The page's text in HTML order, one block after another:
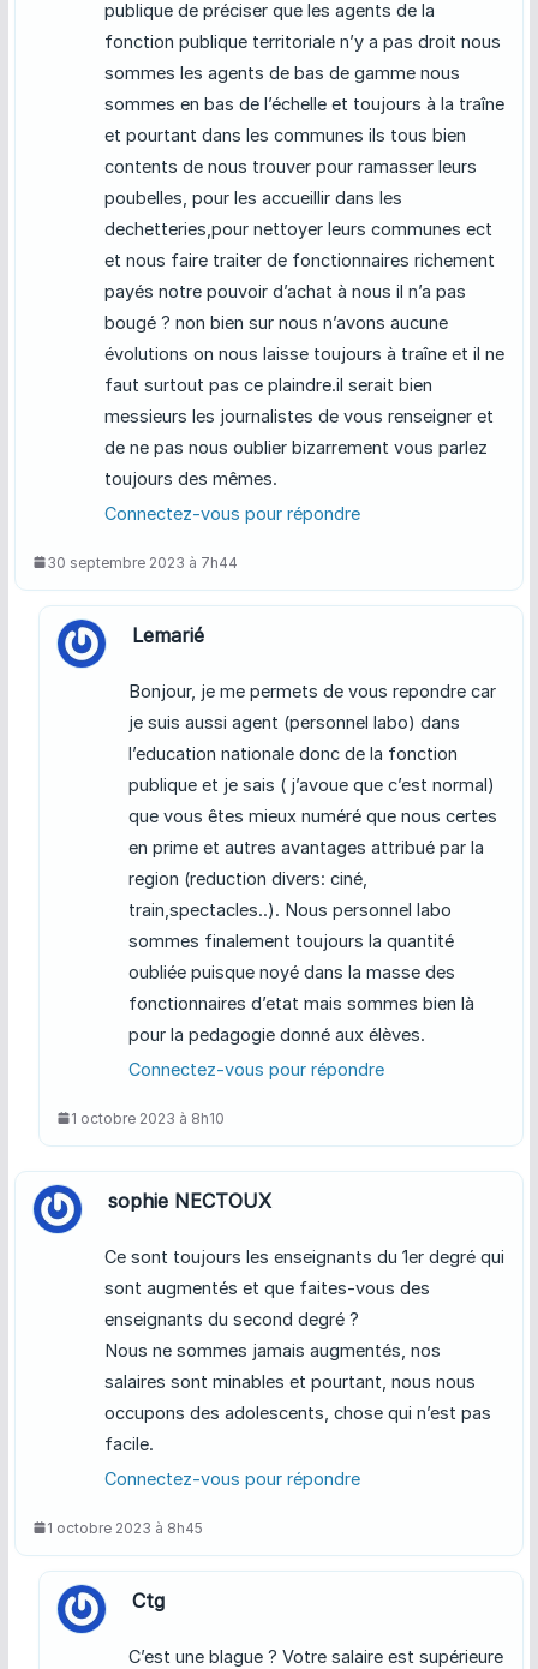
publique de préciser que les agents de la
fonction publique territoriale n’y a pas droit nous
sommes les agents de bas de gamme nous
sommes en bas de l’échelle et toujours à la traîne
et pourtant dans les communes ils tous bien
contents de nous trouver pour ramasser leurs
poubelles, pour les accueillir dans les
dechetteries,pour nettoyer leurs communes ect
et nous faire traiter de fonctionnaires richement
payés notre pouvoir d’achat à nous il n’a pas
bougé ? non bien sur nous n’avons aucune
évolutions on nous laisse toujours à traîne et il ne
faut surtout pas ce plaindre.il serait bien
messieurs les journalistes de vous renseigner et
de ne pas nous oublier bizarrement vous parlez
toujours des mêmes.
Connectez-vous pour répondre
30 septembre 2023 à 7h44
Lemarié
Bonjour, je me permets de vous repondre car
je suis aussi agent (personnel labo) dans
l’education nationale donc de la fonction
publique et je sais ( j’avoue que c’est normal)
que vous êtes mieux numéré que nous certes
en prime et autres avantages attribué par la
region (reduction divers: ciné,
train,spectacles..). Nous personnel labo
sommes finalement toujours la quantité
oubliée puisque noyé dans la masse des
fonctionnaires d’etat mais sommes bien là
pour la pedagogie donné aux élèves.
Connectez-vous pour répondre
1 octobre 2023 à 8h10
sophie NECTOUX
Ce sont toujours les enseignants du 1er degré qui
sont augmentés et que faites-vous des
enseignants du second degré ?
Nous ne sommes jamais augmentés, nos
salaires sont minables et pourtant, nous nous
occupons des adolescents, chose qui n’est pas
facile.
Connectez-vous pour répondre
1 octobre 2023 à 8h45
Ctg
C’est une blague ? Votre salaire est supérieure